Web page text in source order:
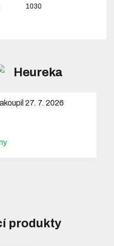
1030
27. 7. 2026
produkty